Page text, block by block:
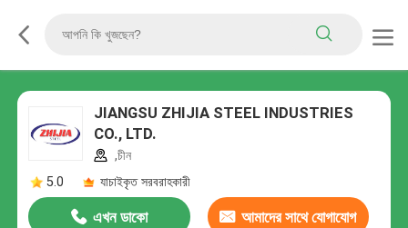
JIANGSU ZHIJIA STEEL INDUSTRIES
CO., LTD.
,চীন
5.0
যাচাইকৃত সরবরাহকারী
এখন ডাকো আমাদের সাথে যোগাযোগ